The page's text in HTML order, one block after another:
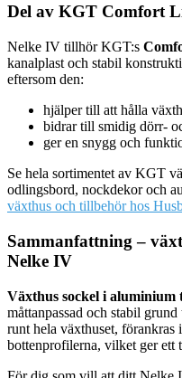
Del av KGT Comfort
Nelke IV tillhör KGT:s
kanalplast och stabil
eftersom den:
hjälper till att hålla
bidrar till smidig dörr-
ger en snygg och
Se hela sortimentet av KGT
odlingsbord, nockdekor och
växthus och tillbehör hos
Sammanfattning –
Nelke IV
Växthus sockel i
måttanpassad och stabil
runt hela växthuset,
bottenprofilerna, vilket ger ett